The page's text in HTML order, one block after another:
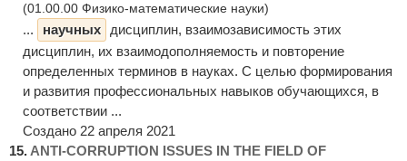
(01.00.00 Физико-математические науки)
... научных
дисциплин, взаимозависимость этих
дисциплин, их взаимодополняемость и повторение
определенных терминов в науках. С целью формирования
и развития профессиональных навыков обучающихся, в
соответствии ...
Создано 22 апреля 2021
15. ANTI-CORRUPTION ISSUES IN THE FIELD OF